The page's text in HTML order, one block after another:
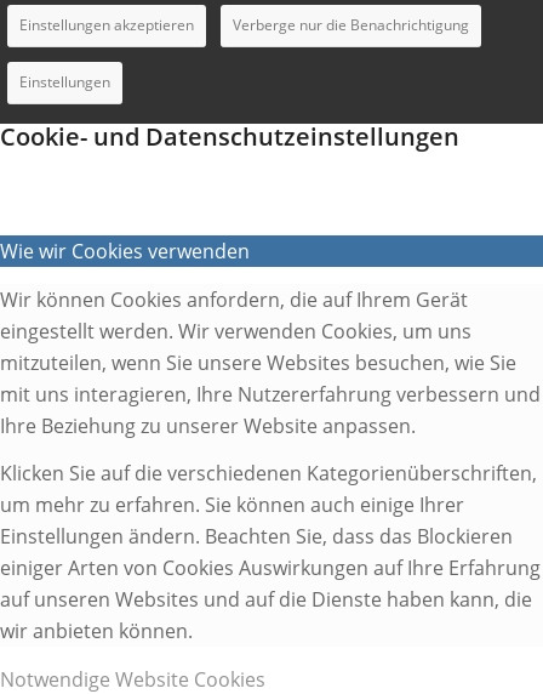
Einstellungen akzeptieren Verberge nur die Benachrichtigung
Einstellungen
Cookie- und Datenschutzeinstellungen
Wie wir Cookies verwenden
Wir können Cookies anfordern, die auf Ihrem Gerät
eingestellt werden. Wir verwenden Cookies, um uns
mitzuteilen, wenn Sie unsere Websites besuchen, wie Sie
mit uns interagieren, Ihre Nutzererfahrung verbessern und
Ihre Beziehung zu unserer Website anpassen.
Klicken Sie auf die verschiedenen Kategorienüberschriften,
um mehr zu erfahren. Sie können auch einige Ihrer
Einstellungen ändern. Beachten Sie, dass das Blockieren
einiger Arten von Cookies Auswirkungen auf Ihre Erfahrung
auf unseren Websites und auf die Dienste haben kann, die
wir anbieten können.
Notwendige Website Cookies